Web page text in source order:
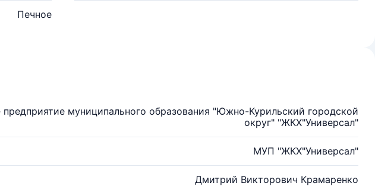
Печное
муниципального образования "Южно-Курильский городской
округ" "ЖКХ"Универсал"
МУП "ЖКХ"Универсал"
Дмитрий Викторович Крамаренко